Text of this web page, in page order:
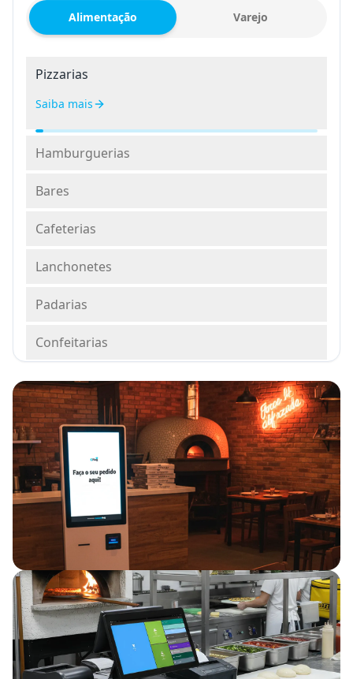
Alimentação Varejo
Pizzarias
Saiba mais
Hamburguerias
Bares
Cafeterias
Lanchonetes
Padarias
Confeitarias
Sorveterias
Fast Food
Food Truck
Açougue